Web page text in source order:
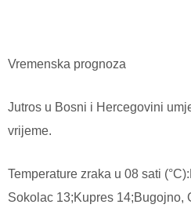
Vremenska prognoza
Jutros u Bosni i Hercegovini
vrijeme.
Temperature zraka u 08 sati
Sokolac 13;Kupres 14;Bugojno,